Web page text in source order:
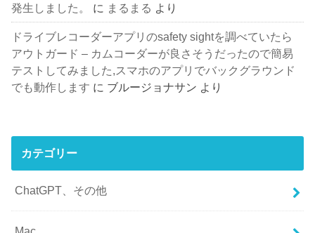
発生しました。
に まるまる より
ドライブレコーダーアプリのsafety sightを調べていたら
アウトガード – カムコーダーが良さそうだったので簡易
テストしてみました,スマホのアプリでバックグラウンド
でも動作します に ブルージョナサン より
カテゴリー
ChatGPT、その他